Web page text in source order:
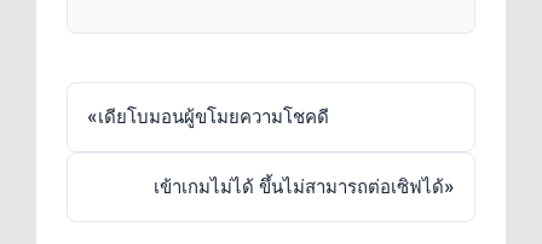
«เดียโบมอนผู้ขโมยความโชคดี
เข้าเกมไม่ได้ ขึ้นไม่สามารถต่อเซิฟได้»